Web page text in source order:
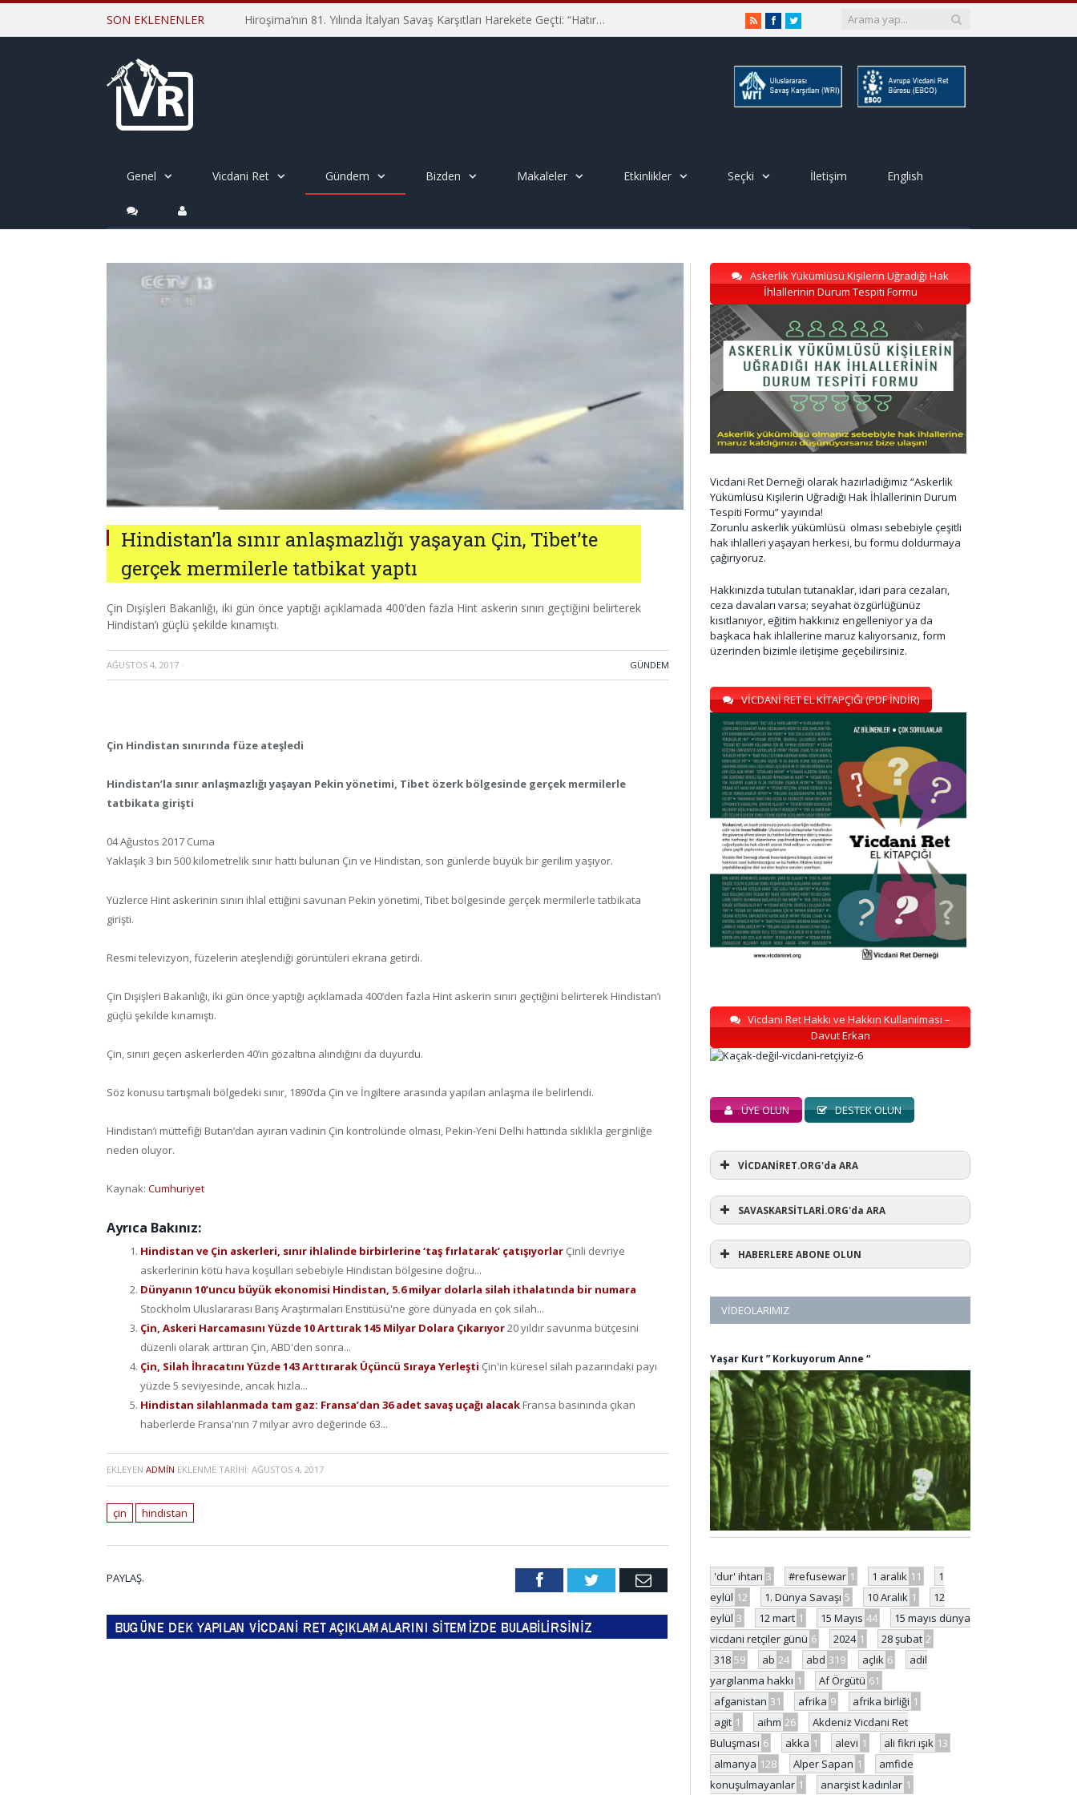
SON EKLENENLER Hiroşima’nın 81. Yılında İtalyan Savaş Karşıtları Harekete Geçti: “Hatırlamak yeterli değil” RSSFacebookTwitter
Genel Vicdani Ret Gündem Bizden Makaleler Etkinlikler Seçki İletişim English
Hindistan’la sınır anlaşmazlığı yaşayan Çin, Tibet’te
gerçek mermilerle tatbikat yaptı
Çin Dışişleri Bakanlığı, iki gün önce yaptığı açıklamada 400’den fazla Hint askerin sınırı geçtiğini belirterek
Hindistan’ı güçlü şekilde kınamıştı.
AĞUSTOS 4, 2017 · GÜNDEM
Çin Hindistan sınırında füze ateşledi
Hindistan’la sınır anlaşmazlığı yaşayan Pekin yönetimi, Tibet özerk bölgesinde gerçek mermilerle
tatbikata girişti
04 Ağustos 2017 Cuma
Yaklaşık 3 bin 500 kilometrelik sınır hattı bulunan Çin ve Hindistan, son günlerde büyük bir gerilim yaşıyor.
Yüzlerce Hint askerinin sınırı ihlal ettiğini savunan Pekin yönetimi, Tibet bölgesinde gerçek mermilerle tatbikata
girişti.
Resmi televizyon, füzelerin ateşlendiği görüntüleri ekrana getirdi.
Çin Dışişleri Bakanlığı, iki gün önce yaptığı açıklamada 400’den fazla Hint askerin sınırı geçtiğini belirterek Hindistan’ı
güçlü şekilde kınamıştı.
Çin, sınırı geçen askerlerden 40’ın gözaltına alındığını da duyurdu.
Söz konusu tartışmalı bölgedeki sınır, 1890’da Çin ve İngiltere arasında yapılan anlaşma ile belirlendi.
Hindistan’ı müttefiği Butan’dan ayıran vadinin Çin kontrolünde olması, Pekin-Yeni Delhi hattında sıklıkla gerginliğe
neden oluyor.
Kaynak: Cumhuriyet
Ayrıca Bakınız:
Hindistan ve Çin askerleri, sınır ihlalinde birbirlerine ‘taş fırlatarak’ çatışıyorlar Çinli devriye
askerlerinin kötü hava koşulları sebebiyle Hindistan bölgesine doğru...
Dünyanın 10’uncu büyük ekonomisi Hindistan, 5.6 milyar dolarla silah ithalatında bir numara
Stockholm Uluslararası Barış Araştırmaları Enstitüsü'ne göre dünyada en çok silah...
Çin, Askeri Harcamasını Yüzde 10 Arttırak 145 Milyar Dolara Çıkarıyor20 yıldır savunma bütçesini
düzenli olarak arttıran Çin, ABD'den sonra...
Çin, Silah İhracatını Yüzde 143 Arttırarak Üçüncü Sıraya Yerleşti Çin'in küresel silah pazarındaki payı
yüzde 5 seviyesinde, ancak hızla...
Hindistan silahlanmada tam gaz: Fransa’dan 36 adet savaş uçağı alacak Fransa basınında çıkan
haberlerde Fransa'nın 7 milyar avro değerinde 63...
EKLEYEN ADMIN EKLENME TARIHI: AĞUSTOS 4, 2017
çin hindistan
PAYLAŞ. FacebookTwitter Email
Askerlik Yükümlüsü Kişilerin Uğradığı Hak
İhlallerinin Durum Tespiti Formu
Vicdani Ret Derneği olarak hazırladığımız “Askerlik
Yükümlüsü Kişilerin Uğradığı Hak İhlallerinin Durum
Tespiti Formu” yayında!
Zorunlu askerlik yükümlüsü olması sebebiyle çeşitli
hak ihlalleri yaşayan herkesi, bu formu doldurmaya
çağırıyoruz.
Hakkınızda tutulan tutanaklar, idari para cezaları,
ceza davaları varsa; seyahat özgürlüğünüz
kısıtlanıyor, eğitim hakkınız engelleniyor ya da
başkaca hak ihlallerine maruz kalıyorsanız, form
üzerinden bizimle iletişime geçebilirsiniz.
VİCDANİ RET EL KİTAPÇIĞI (PDF İNDİR)
Vicdani Ret Hakkı ve Hakkın Kullanılması –
Davut Erkan
ÜYE OLUN DESTEK OLUN
VİCDANİRET.ORG'da ARA
SAVASKARSİTLARİ.ORG'da ARA
HABERLERE ABONE OLUN
VIDEOLARIMIZ
Yaşar Kurt ” Korkuyorum Anne “
'dur' ihtarı 3 #refusewar 1 1 aralık 11
1
eylül 12 1. Dünya Savaşı 5 10 Aralık 1
12
eylül 3 12 mart 1 15 Mayıs 44
15 mayıs dünya
vicdani retçiler günü 6 2024 1 28 şubat 2
318 59 ab 24 abd 319 açlık 6
adil
yargılanma hakkı 1 Af Örgütü 61
afganistan 31 afrika 9 afrika birliği 1
agit 1 aihm 26
Akdeniz Vicdani Ret
Buluşması 6 akka 1 alevi 1 ali fikri ışık 13
almanya 128 Alper Sapan 1
amfide
konuşulmayanlar 1 anarşist kadınlar 1